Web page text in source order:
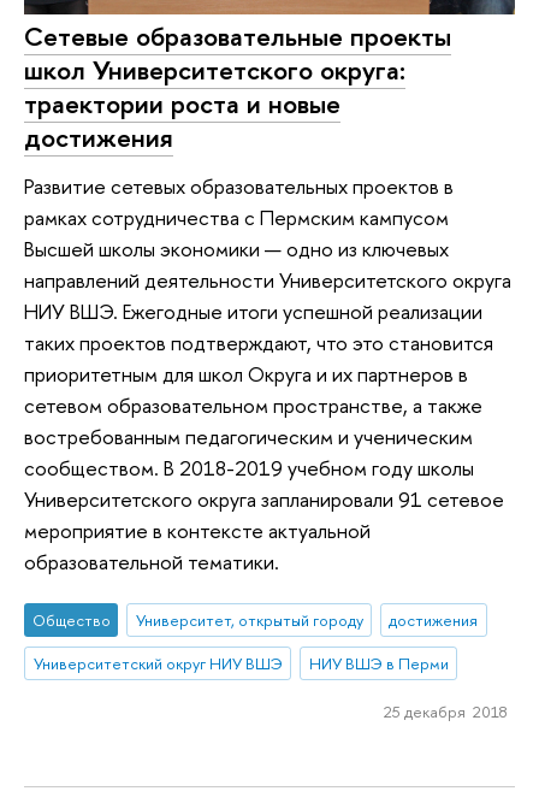
Сетевые образовательные проекты
школ Университетского округа:
траектории роста и новые
достижения
Развитие сетевых образовательных проектов в
рамках сотрудничества с Пермским кампусом
Высшей школы экономики — одно из ключевых
направлений деятельности Университетского округа
НИУ ВШЭ. Ежегодные итоги успешной реализации
таких проектов подтверждают, что это становится
приоритетным для школ Округа и их партнеров в
сетевом образовательном пространстве, а также
востребованным педагогическим и ученическим
сообществом. В 2018-2019 учебном году школы
Университетского округа запланировали 91 сетевое
мероприятие в контексте актуальной
образовательной тематики.
Общество Университет, открытый городу
достижения
Университетский округ НИУ ВШЭ
НИУ ВШЭ в Перми
25 декабря 2018